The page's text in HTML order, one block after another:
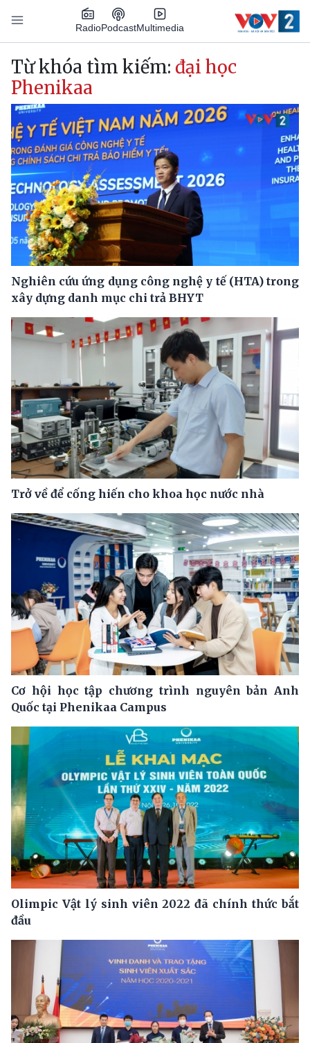
Nhảy đến nội dung
RadioPodcastMultimedia
Main navigation
Từ khóa tìm kiếm: đại học
Phenikaa
Nghiên cứu ứng dụng công nghệ y tế (HTA) trong
xây dựng danh mục chi trả BHYT
Trở về để cống hiến cho khoa học nước nhà
Cơ hội học tập chương trình nguyên bản Anh
Quốc tại Phenikaa Campus
Olimpic Vật lý sinh viên 2022 đã chính thức bắt
đầu